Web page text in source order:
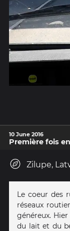
10 June 2016
Première fois
Zilupe,
Le coeur des
réseaux
généreux.
du lait et du